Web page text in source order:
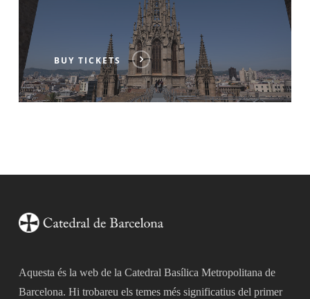
BUY TICKETS
Aquesta és la web de la Catedral Basílica Metropolitana de
Barcelona. Hi trobareu els temes més significatius del primer